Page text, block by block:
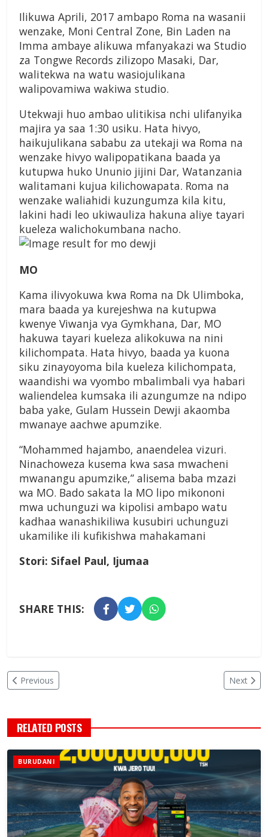
Ilikuwa Aprili, 2017 ambapo Roma na wasanii
wenzake, Moni Central Zone, Bin Laden na
Imma ambaye alikuwa mfanyakazi wa Studio
za Tongwe Records zilizopo Masaki, Dar,
walitekwa na watu wasiojulikana
walipovamiwa wakiwa studio.
Utekwaji huo ambao ulitikisa nchi ulifanyika
majira ya saa 1:30 usiku. Hata hivyo,
haikujulikana sababu za utekaji wa Roma na
wenzake hivyo walipopatikana baada ya
kutupwa huko Ununio jijini Dar, Watanzania
walitamani kujua kilichowapata. Roma na
wenzake waliahidi kuzungumza kila kitu,
lakini hadi leo ukiwauliza hakuna aliye tayari
kueleza walichokumbana nacho.
MO
Kama ilivyokuwa kwa Roma na Dk Ulimboka,
mara baada ya kurejeshwa na kutupwa
kwenye Viwanja vya Gymkhana, Dar, MO
hakuwa tayari kueleza alikokuwa na nini
kilichompata. Hata hivyo, baada ya kuona
siku zinayoyoma bila kueleza kilichompata,
waandishi wa vyombo mbalimbali vya habari
waliendelea kumsaka ili azungumze na ndipo
baba yake, Gulam Hussein Dewji akaomba
mwanaye aachwe apumzike.
“Mohammed hajambo, anaendelea vizuri.
Ninachoweza kusema kwa sasa mwacheni
mwanangu apumzike,” alisema baba mzazi
wa MO. Bado sakata la MO lipo mikononi
mwa uchunguzi wa kipolisi ambapo watu
kadhaa wanashikiliwa kusubiri uchunguzi
ukamilike ili kufikishwa mahakamani
Stori: Sifael Paul, Ijumaa
SHARE THIS:
Previous Next
RELATED POSTS
BURUDANI